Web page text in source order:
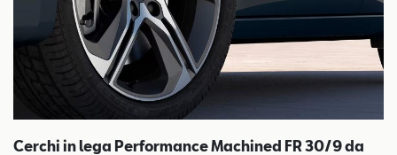
Cerchi in lega Performance Machined FR 30/9 da